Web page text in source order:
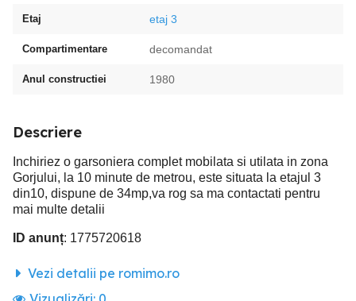
Etaj etaj 3
Compartimentare decomandat
Anul constructiei 1980
Descriere
Inchiriez o garsoniera complet mobilata si utilata in zona
Gorjului, la 10 minute de metrou, este situata la etajul 3
din10, dispune de 34mp,va rog sa ma contactati pentru
mai multe detalii
ID anunț: 1775720618
Vezi detalii pe romimo.ro